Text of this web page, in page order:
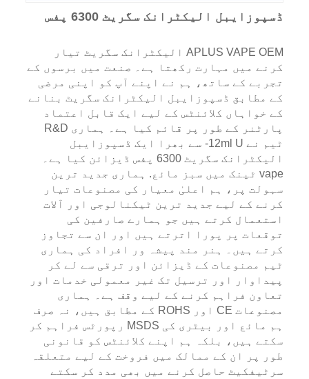
ڈسپوزایبل الیکٹرانک سگریٹ 6300 پفس
APLUS VAPE OEM الیکٹرانک سگریٹ تیار
کرنے میں مہارت رکھتا ہے۔ صنعت میں برسوں کے
تجربے کے ساتھ، ہم نے اپنے آپ کو اپنی مرضی
کے مطابق ڈسپوزایبل الیکٹرانک سگریٹ بنانے
کے خواہاں کلائنٹس کے لیے ایک قابل اعتماد
پارٹنر کے طور پر قائم کیا ہے۔ ہماری R&D
ٹیم نے 12ml U- سے بھرا ایک ڈسپوزایبل
الیکٹرانک سگریٹ 6300 پفس ڈیزائن کیا ہے۔
vape ٹینک میں سبز مائع. ہماری جدید ترین
سہولت پر، ہم اعلیٰ معیار کی مصنوعات تیار
کرنے کے لیے جدید ترین ٹیکنالوجی اور آلات
استعمال کرتے ہیں جو ہمارے صارفین کی
توقعات پر پورا اترتے ہیں اور ان سے تجاوز
کرتے ہیں۔ ہنر مند پیشہ ور افراد کی ہماری
ٹیم مصنوعات کے ڈیزائن اور ترقی سے لے کر
پیداوار اور ترسیل تک غیر معمولی خدمات اور
تعاون فراہم کرنے کے لیے وقف ہے۔ ہماری
مصنوعات CE اور ROHS کے مطابق ہیں، نہ صرف
ہم مائع اور بیٹری کی MSDS رپورٹس فراہم کر
سکتے ہیں، بلکہ ہم اپنے کلائنٹس کو قانونی
طور پر ان کے ممالک میں فروخت کے لیے متعلقہ
سرٹیفکیٹ حاصل کرنے میں بھی مدد کر سکتے